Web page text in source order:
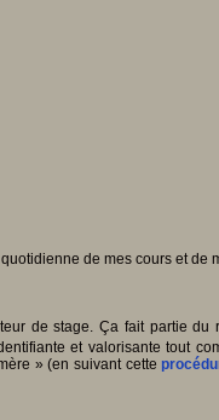
de mes cours et de
de stage. Ça fait partie
et valorisante tout
» (en suivant cette